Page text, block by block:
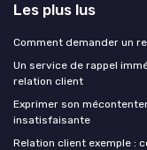
Les plus lus
Comment demander un
Un service de rappel
relation client
Exprimer son
insatisfaisante
Relation client exemple :